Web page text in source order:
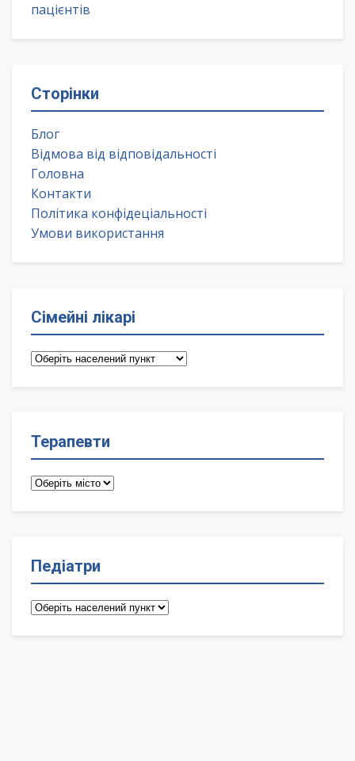
пацієнтів
Сторінки
Блог
Відмова від відповідальності
Головна
Контакти
Політика конфідеціальності
Умови використання
Сімейні лікарі
Сімейні
Терапевти
Терапевти
Педіатри
Педіатри